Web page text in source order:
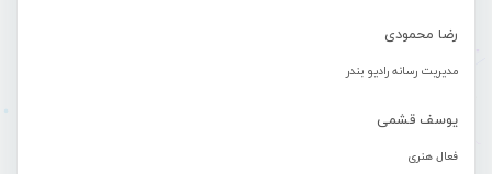
رضا محمودی
مدیریت رسانه رادیو بندر
یوسف قشمی
فعال هنری